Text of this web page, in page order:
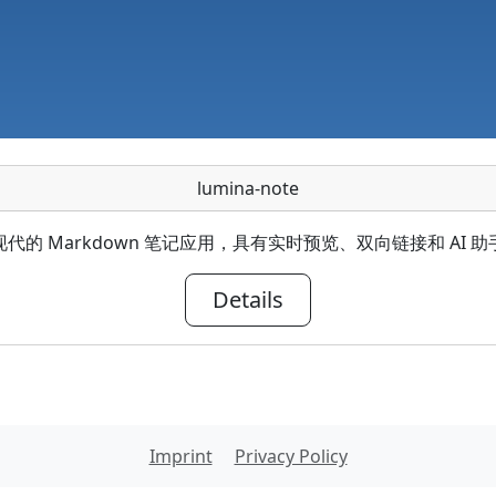
lumina-note
代的 Markdown 笔记应用，具有实时预览、双向链接和 AI 助
Details
Imprint Privacy Policy